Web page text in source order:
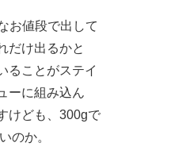
お値段で出して
だけ出るかと
ることがステイ
ーに組み込ん
けども、300gで
のか。